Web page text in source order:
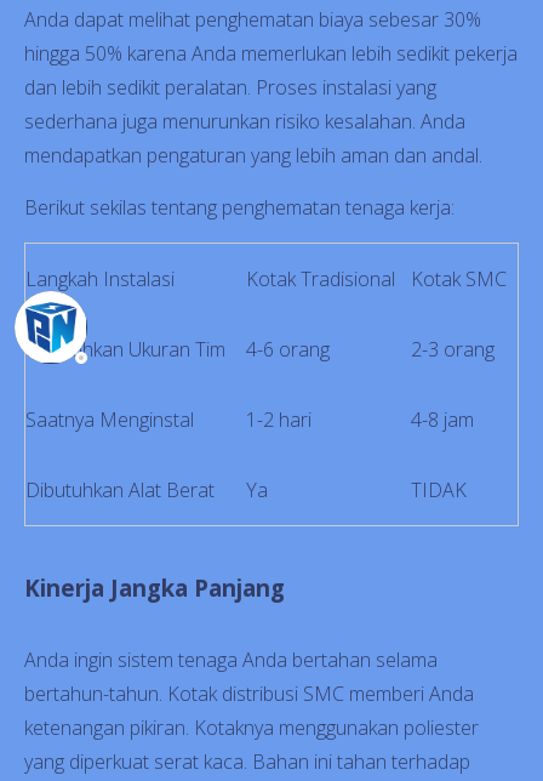
Anda dapat melihat penghematan biaya sebesar 30%
hingga 50% karena Anda memerlukan lebih sedikit pekerja
dan lebih sedikit peralatan. Proses instalasi yang
sederhana juga menurunkan risiko kesalahan. Anda
mendapatkan pengaturan yang lebih aman dan andal.
Berikut sekilas tentang penghematan tenaga kerja:
Langkah Instalasi Kotak Tradisional Kotak SMC
Dibutuhkan Ukuran Tim 4-6 orang 2-3 orang
Saatnya Menginstal 1-2 hari 4-8 jam
Dibutuhkan Alat Berat Ya TIDAK
Kinerja Jangka Panjang
Anda ingin sistem tenaga Anda bertahan selama
bertahun-tahun. Kotak distribusi SMC memberi Anda
ketenangan pikiran. Kotaknya menggunakan poliester
yang diperkuat serat kaca. Bahan ini tahan terhadap